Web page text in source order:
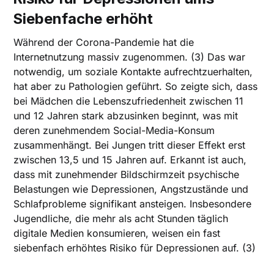
Siebenfache erhöht
Während der Corona-Pandemie hat die
Internetnutzung massiv zugenommen. (3) Das war
notwendig, um soziale Kontakte aufrechtzuerhalten,
hat aber zu Pathologien geführt. So zeigte sich, dass
bei Mädchen die Lebenszufriedenheit zwischen 11
und 12 Jahren stark abzusinken beginnt, was mit
deren zunehmendem Social-Media-Konsum
zusammenhängt. Bei Jungen tritt dieser Effekt erst
zwischen 13,5 und 15 Jahren auf. Erkannt ist auch,
dass mit zunehmender Bildschirmzeit psychische
Belastungen wie Depressionen, Angstzustände und
Schlafprobleme signifikant ansteigen. Insbesondere
Jugendliche, die mehr als acht Stunden täglich
digitale Medien konsumieren, weisen ein fast
siebenfach erhöhtes Risiko für Depressionen auf. (3)